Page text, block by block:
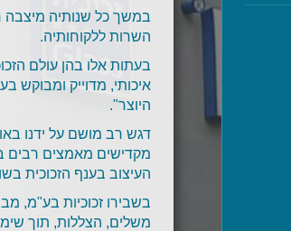
במשך כל שנותיה מיצבה
השרות ללקוחותיה.
בעתות אלו בהן עולם
איכותי, מדוייק ומבוקש
היוצר".
דגש רב מושם על ידנו
מקדישים מאמצים רבים
העיצוב בענף הזכוכית
בשבירו זכוכיות בע"מ,
משלים, הצללות, תוך